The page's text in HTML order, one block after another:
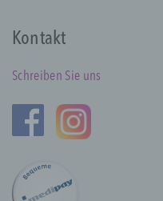
Kontakt
Schreiben Sie uns
verständlich sein.
Begrifflichkeiten
Wir verwenden in
unter anderem die